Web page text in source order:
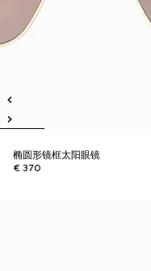
椭圆形镜框太阳眼镜
€ 370